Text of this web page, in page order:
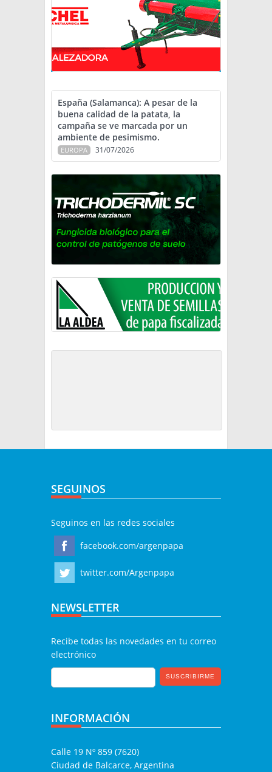
España (Salamanca): A pesar de la
buena calidad de la patata, la
campaña se ve marcada por un
ambiente de pesimismo.
EUROPA 31/07/2026
SEGUINOS
Seguinos en las redes sociales
facebook.com/argenpapa
twitter.com/Argenpapa
NEWSLETTER
Recibe todas las novedades en tu correo
electrónico
INFORMACIÓN
Calle 19 Nº 859 (7620)
Ciudad de Balcarce, Argentina